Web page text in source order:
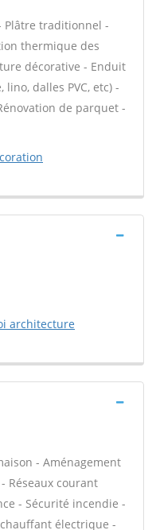
Plâtre traditionnel -
thermique des
décorative - Enduit
dalles PVC, etc) -
de parquet -
architecture
- Aménagement
Réseaux courant
- Sécurité incendie -
électrique -